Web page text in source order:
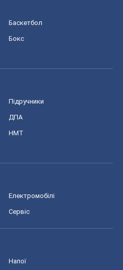
Баскетбол
Бокс
Підручники
ДПА
НМТ
Електромобілі
Сервіс
Напої